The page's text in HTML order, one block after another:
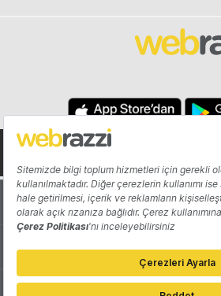
Hakkında
Katkıda Bulun